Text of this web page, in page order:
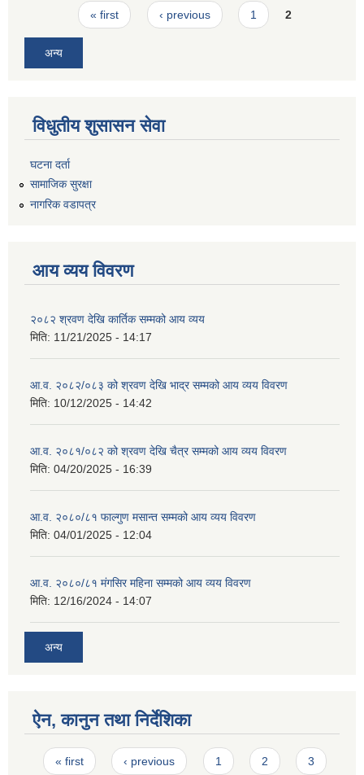
Pages« first ‹ previous 1 2
अन्य
विधुतीय शुसासन सेवा
घटना दर्ता
सामाजिक सुरक्षा
नागरिक वडापत्र
आय व्यय विवरण
२०८२ श्रवण देखि कार्तिक सम्मको आय व्यय
मिति: 11/21/2025 - 14:17
आ.व. २०८२/०८३ को श्रवण देखि भाद्र सम्मको आय व्यय विवरण
मिति: 10/12/2025 - 14:42
आ.व. २०८१/०८२ को श्रवण देखि चैत्र सम्मको आय व्यय विवरण
मिति: 04/20/2025 - 16:39
आ.व. २०८०/८१ फाल्गुण मसान्त सम्मको आय व्यय विवरण
मिति: 04/01/2025 - 12:04
आ.व. २०८०/८१ मंगसिर महिना सम्मको आय व्यय विवरण
मिति: 12/16/2024 - 14:07
अन्य
ऐन, कानुन तथा निर्देशिका
Pages
« first ‹ previous 1 2 3